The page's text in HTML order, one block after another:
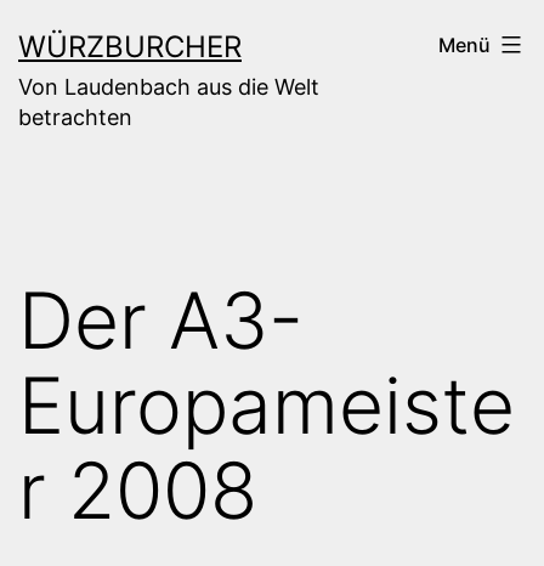
Inhalt
springen
WÜRZBURCHER
Von Laudenbach aus die Welt
betrachten
Menü
Der A3-
Europameiste
r 2008